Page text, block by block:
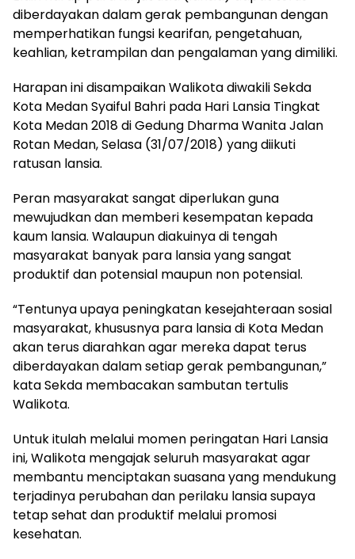
diberdayakan dalam gerak pembangunan dengan
memperhatikan fungsi kearifan, pengetahuan,
keahlian, ketrampilan dan pengalaman yang dimiliki.
Harapan ini disampaikan Walikota diwakili Sekda
Kota Medan Syaiful Bahri pada Hari Lansia Tingkat
Kota Medan 2018 di Gedung Dharma Wanita Jalan
Rotan Medan, Selasa (31/07/2018) yang diikuti
ratusan lansia.
Peran masyarakat sangat diperlukan guna
mewujudkan dan memberi kesempatan kepada
kaum lansia. Walaupun diakuinya di tengah
masyarakat banyak para lansia yang sangat
produktif dan potensial maupun non potensial.
“Tentunya upaya peningkatan kesejahteraan sosial
masyarakat, khususnya para lansia di Kota Medan
akan terus diarahkan agar mereka dapat terus
diberdayakan dalam setiap gerak pembangunan,”
kata Sekda membacakan sambutan tertulis
Walikota.
Untuk itulah melalui momen peringatan Hari Lansia
ini, Walikota mengajak seluruh masyarakat agar
membantu menciptakan suasana yang mendukung
terjadinya perubahan dan perilaku lansia supaya
tetap sehat dan produktif melalui promosi
kesehatan.